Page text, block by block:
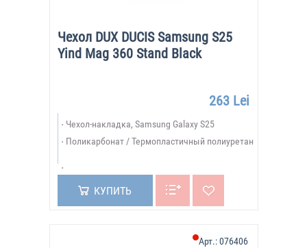
Чехол DUX DUCIS Samsung S25
Yind Mag 360 Stand Black
263 Lei
Чехол-накладка, Samsung Galaxy S25
Поликарбонат / Термопластичный полиуретан
КУПИТЬ
Арт.:076406